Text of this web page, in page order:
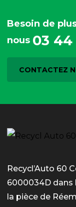
Besoin de
nous 03 44
CONTACTEZ
Recycl’Auto 60
6000034D dans
la pièce de